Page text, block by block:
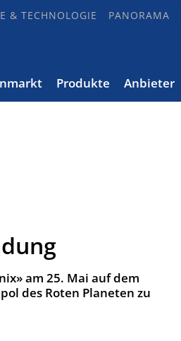
& TECHNOLOGIE PANORAMA
Produkte Anbieter
am 25. Mai auf dem
des Roten Planeten zu